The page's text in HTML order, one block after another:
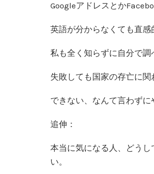
Googleアドレスとか
英語が分からなくても直感
私も全く知らずに自分で調
失敗しても国家の存亡に関
できない、なんて言わずに
追伸：
本当に気になる人、どう
い。